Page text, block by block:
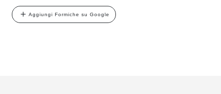
Aggiungi Formiche su Google